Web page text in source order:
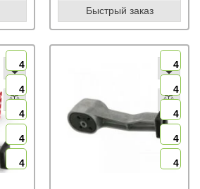
Быстрый заказ
4
4
4
4
4
4
4
4
4
4